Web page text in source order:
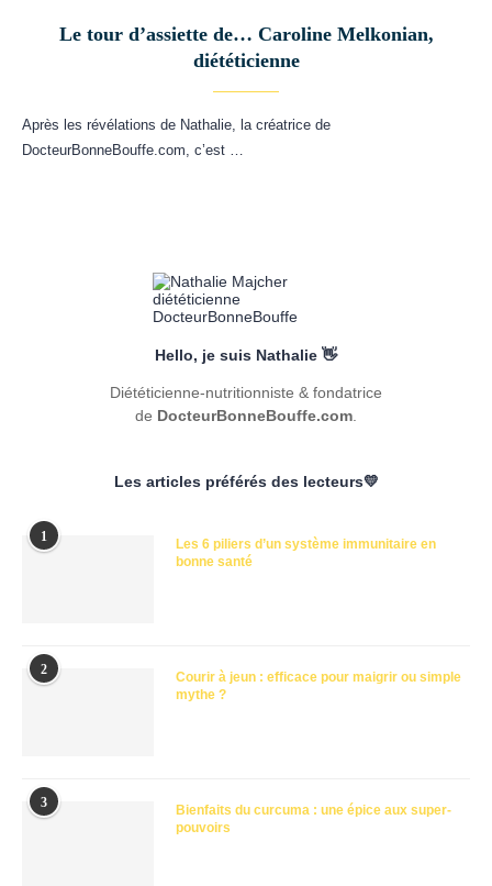
Le tour d’assiette de… Caroline Melkonian,
diététicienne
Après les révélations de Nathalie, la créatrice de
DocteurBonneBouffe.com, c’est …
Hello, je suis Nathalie 👋
Diététicienne-nutritionniste & fondatrice
de DocteurBonneBouffe.com
Les articles préférés des lecteurs💛
1
Les 6 piliers d’un système immunitaire en
bonne santé
2
Courir à jeun : efficace pour maigrir ou simple
mythe ?
3
Bienfaits du curcuma : une épice aux super-
pouvoirs